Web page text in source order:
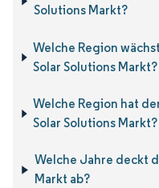
Solutions Markt?
Welche Region
Solar Solutions Markt?
Welche Region hat
Solar Solutions Markt?
Welche Jahre deckt
Markt ab?